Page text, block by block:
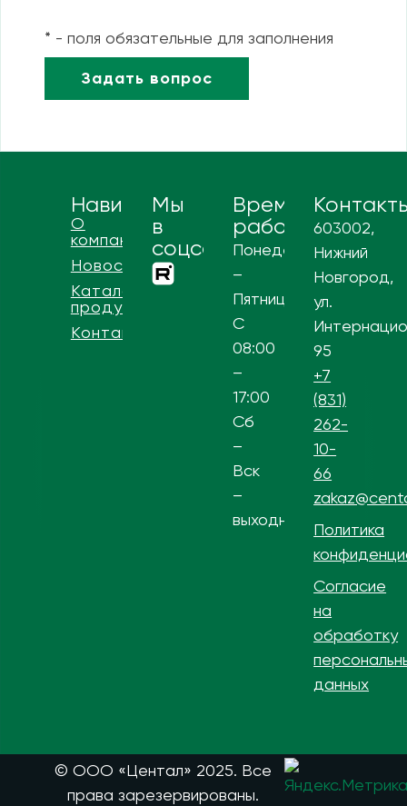
* - поля обязательные для заполнения
Навигация
О
компании
Новости
Каталог
продукции
Контакты
Мы
в
соцсетях
Время
работы
Понедельник
–
Пятница
С
08:00
–
17:00
Сб
–
Вск
–
выходной
603002,
Нижний
Новгород,
ул.
95
+7
(831)
262-
10-
66
Политика
Согласие
на
обработку
данных
© ООО «Центал» 2025. Все
права зарезервированы.